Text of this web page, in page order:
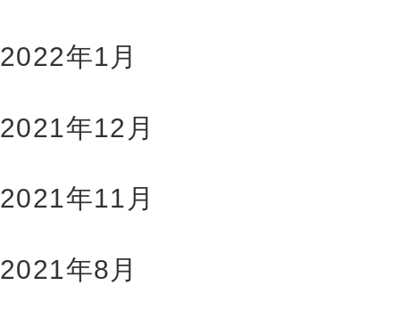
2022年1月
2021年12月
2021年11月
2021年8月